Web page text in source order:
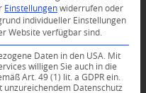
Einstellungen widerrufen oder
individueller Einstellungen
Website verfügbar sind.
Daten in den USA. Mit
willigen Sie auch in die
Art. 49 (1) lit. a GDPR ein.
unzureichendem Datenschutz